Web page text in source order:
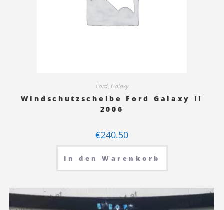
Ford, Galaxy
Windschutzscheibe Ford Galaxy II
2006
€240.50
In den Warenkorb